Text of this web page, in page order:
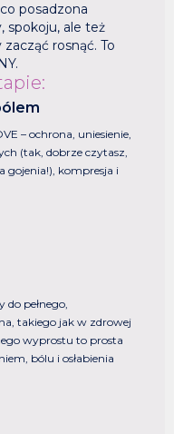
posadzona
spokoju, ale też
rosnąć. To
– ochrona, uniesienie,
(tak, dobrze czytasz,
gojenia!), kompresja i
pełnego,
takiego jak w zdrowej
wyprostu to prosta
bólu i osłabienia